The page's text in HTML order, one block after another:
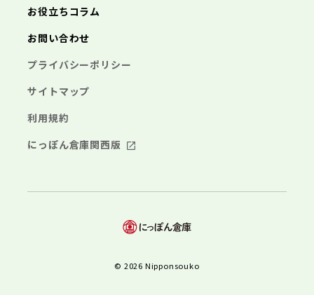
お役立ちコラム
お問い合わせ
プライバシーポリシー
サイトマップ
利用規約
にっぽん倉庫関西版
© 2026 Nipponsouko